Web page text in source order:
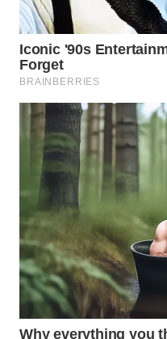
WN
PRIANGAN
TIMUR
WN
SEMARANG
WN
SOLO
WN
BOROBUDUR
WN
MADURA